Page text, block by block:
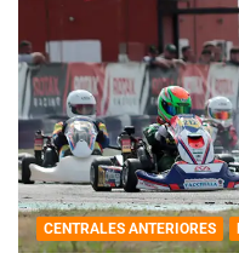
CENTRALES ANTERIORES